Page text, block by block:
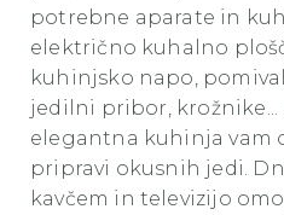
potrebne aparate in
električno kuhalno
kuhinjsko napo,
jedilni pribor,
elegantna kuhinja vam
pripravi okusnih jedi.
kavčem in televizijo